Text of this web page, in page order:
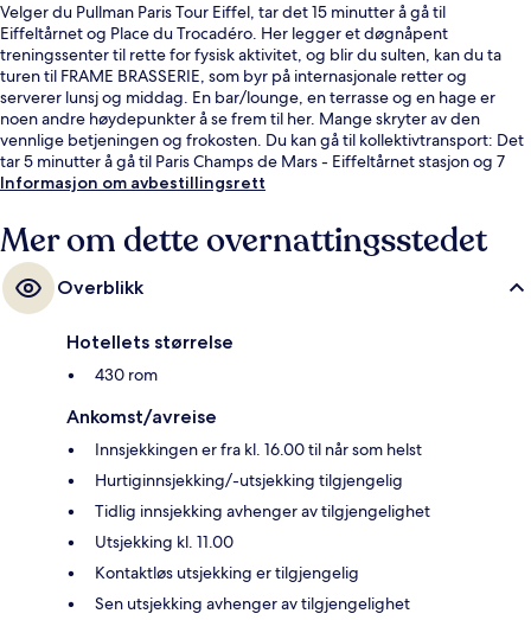
Velger du Pullman Paris Tour Eiffel, tar det 15 minutter å gå til
Eiffeltårnet og Place du Trocadéro. Her legger et døgnåpent
treningssenter til rette for fysisk aktivitet, og blir du sulten, kan du ta
turen til FRAME BRASSERIE, som byr på internasjonale retter og
serverer lunsj og middag. En bar/lounge, en terrasse og en hage er
noen andre høydepunkter å se frem til her. Mange skryter av den
vennlige betjeningen og frokosten. Du kan gå til kollektivtransport: Det
tar 5 minutter å gå til Paris Champs de Mars - Eiffeltårnet stasjon og 7
minutter å gå til Bir-Hakeim stasjon.
Informasjon om avbestillingsrett
Mer om dette overnattingsstedet
Overblikk
Hotellets størrelse
430 rom
Ankomst/avreise
Innsjekkingen er fra kl. 16.00 til når som helst
Hurtiginnsjekking/-utsjekking tilgjengelig
Tidlig innsjekking avhenger av tilgjengelighet
Utsjekking kl. 11.00
Kontaktløs utsjekking er tilgjengelig
Sen utsjekking avhenger av tilgjengelighet